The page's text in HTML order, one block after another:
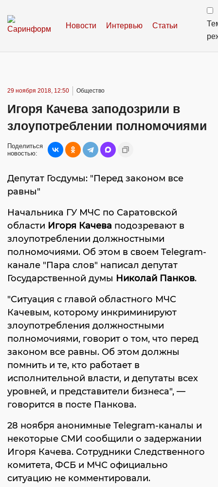
Новости Интервью Статьи
29 ноября 2018, 12:50 Общество
Игоря Качева заподозрили в
злоупотреблении полномочиями
Поделиться
новостью:
Депутат Госдумы: "Перед законом все
равны"
Начальника ГУ МЧС по Саратовской
области Игоря Качева подозревают в
злоупотреблении должностными
полномочиями. Об этом в своем Telegram-
канале "Пара слов" написал депутат
Государственной думы Николай Панков.
"Ситуация с главой областного МЧС
Качевым, которому инкриминируют
злоупотребления должностными
полномочиями, говорит о том, что перед
законом все равны. Об этом должны
помнить и те, кто работает в
исполнительной власти, и депутаты всех
уровней, и представители бизнеса", —
говорится в посте Панкова.
28 ноября анонимные Telegram-каналы и
некоторые СМИ сообщили о задержании
Игоря Качева. Сотрудники Следственного
комитета, ФСБ и МЧС официально
ситуацию не комментировали.